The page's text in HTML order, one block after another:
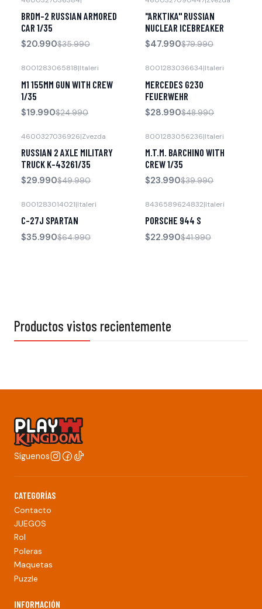
BRDM-2 RUSSIAN ARMORED
CAR 1/35
$20.990$35.990
"ARKTIKA" RUSSIAN
NUCLEAR ICEBREAKER
$47.990$79.990
Agotado
8001283065818|Italeri
M1 155MM GUN WITH CREW
1/35
$19.990$24.990
8001283036634|Italeri
MERCEDES G230
FEUERWEHR
$28.990$48.990
4600327036926|Zvezda
RUSSIAN 2 AXLE MILITARY
TRUCK K-43261/35
$29.990$49.990
8001283056236|Italeri
M.T.M. BARCHINO WITH
CREW 1/35
$23.990$39.990
8001283014021|Italeri
C-27J SPARTAN
$35.990$64.990
8436589624832|Italeri
PORSCHE 944 S
$22.990$41.990
Productos vistos recientemente
Síguenos
CATEGORÍAS
Contacto
JUEGOS
Rol
Poleras
Maquetas
Puzzle
INFORMACIÓN